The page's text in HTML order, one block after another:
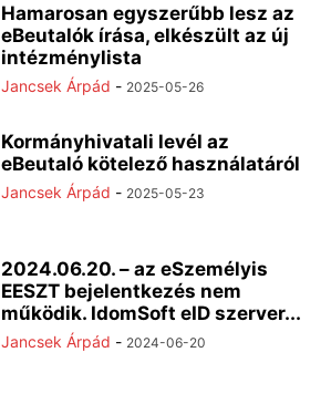
Hamarosan egyszerűbb lesz az
eBeutalók írása, elkészült az új
intézménylista
Jancsek Árpád - 2025-05-26
Kormányhivatali levél az
eBeutaló kötelező használatáról
Jancsek Árpád - 2025-05-23
2024.06.20. – az eSzemélyis
EESZT bejelentkezés nem
működik. IdomSoft eID szerver...
Jancsek Árpád - 2024-06-20